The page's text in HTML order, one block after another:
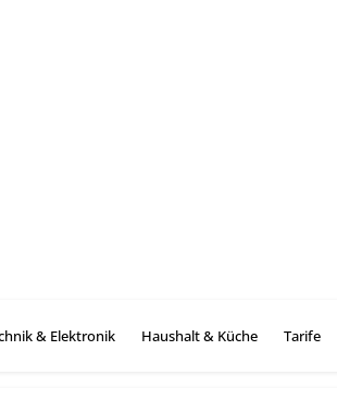
& Elektronik Haushalt & Küche Tarife